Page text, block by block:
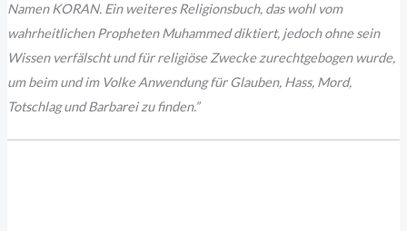
Namen KORAN. Ein weiteres Religionsbuch, das wohl vom
wahrheitlichen Propheten Muhammed diktiert, jedoch ohne sein
Wissen verfälscht und für religiöse Zwecke zurechtgebogen wurde,
um beim und im Volke Anwendung für Glauben, Hass, Mord,
Totschlag und Barbarei zu finden.”